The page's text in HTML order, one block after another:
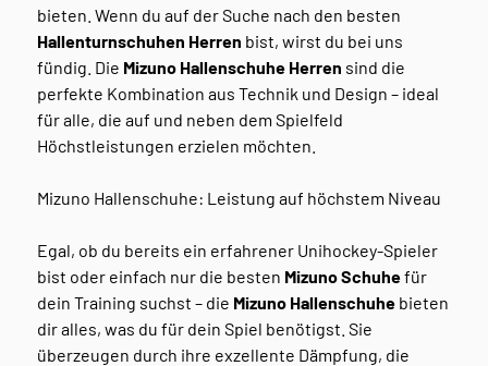
bieten. Wenn du auf der Suche nach den besten
Hallenturnschuhen Herren bist, wirst du bei uns
fündig. Die Mizuno Hallenschuhe Herren sind die
perfekte Kombination aus Technik und Design – ideal
für alle, die auf und neben dem Spielfeld
Höchstleistungen erzielen möchten.
Mizuno Hallenschuhe: Leistung auf höchstem Niveau
Egal, ob du bereits ein erfahrener Unihockey-Spieler
bist oder einfach nur die besten Mizuno Schuhefür
dein Training suchst – die Mizuno Hallenschuhe bieten
dir alles, was du für dein Spiel benötigst. Sie
überzeugen durch ihre exzellente Dämpfung, die